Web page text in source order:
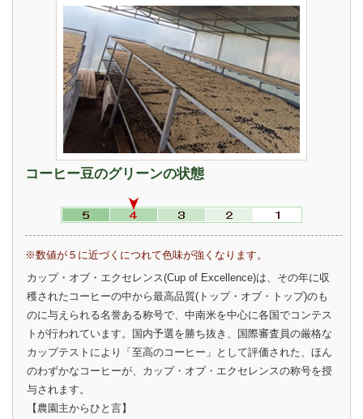
コーヒー豆のグリーンの状態
※数値が５に近づくにつれて色味が強くなります。
カップ・オブ・エクセレンス(Cup of Excellence)は、その年に収
穫されたコーヒーの中から最高品質(トップ・オブ・トップ)のも
のに与えられる名誉ある称号で、中南米を中心に各国でコンテス
トが行われています。国内予選を勝ち抜き、国際審査員の厳格な
カップテストにより「至高のコーヒー」として評価された、ほん
のわずかなコーヒーが、カップ・オブ・エクセレンスの称号を授
与されます。
【農園主からひと言】